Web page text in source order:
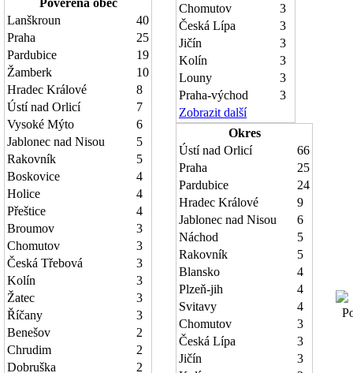
Pověřená obec
Lanškroun
40
Praha
25
Pardubice
19
Žamberk
10
Hradec Králové
8
Ústí nad Orlicí
7
Vysoké Mýto
6
Jablonec nad Nisou
5
Rakovník
5
Boskovice
4
Holice
4
Přeštice
4
Broumov
3
Chomutov
3
Česká Třebová
3
Kolín
3
Žatec
3
Říčany
3
Benešov
2
Chrudim
2
Dobruška
2
Chomutov
3
Česká Lípa
3
Jičín
3
Kolín
3
Louny
3
Praha-východ
3
Zobrazit další
Okres
Ústí nad Orlicí
66
Praha
25
Pardubice
24
Hradec Králové
9
Jablonec nad Nisou
6
Náchod
5
Rakovník
5
Blansko
4
Plzeň-jih
4
Svitavy
4
Chomutov
3
Česká Lípa
3
Jičín
3